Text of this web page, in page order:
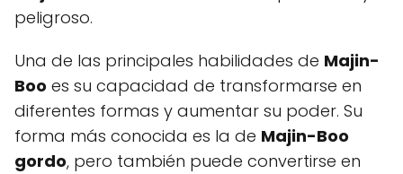
peligroso.
Una de las principales habilidades de Majin-
Boo es su capacidad de transformarse en
diferentes formas y aumentar su poder. Su
forma más conocida es la de Majin-Boo
gordo, pero también puede convertirse en